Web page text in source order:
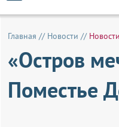
Главная // Новости //
«Остров
Поместье